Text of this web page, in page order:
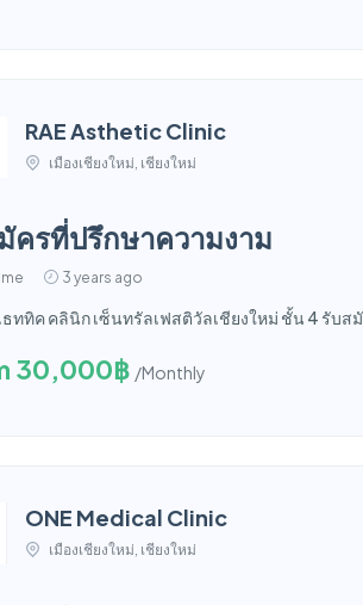
RAE Asthetic Clinic
เมืองเชียงใหม่, เชียงใหม่
ครที่ปรึกษาความงาม
3 years ago
ธททิค คลินิก เซ็นทรัลเฟสติวัลเชียงใหม่ ชั้น 4 รับ
30,000฿ /Monthly
ONE Medical Clinic
เมืองเชียงใหม่, เชียงใหม่